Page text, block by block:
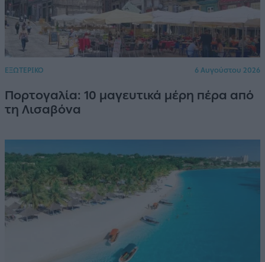
ΕΞΩΤΕΡΙΚΟ 6 Αυγούστου 2026
Πορτογαλία: 10 μαγευτικά μέρη πέρα από
τη Λισαβόνα